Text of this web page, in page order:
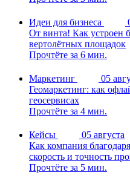
Идеи для бизнеса
От винта! Как устроен
вертолётных площадок
Прочтёте за 6 мин.
Маркетинг
05
Геомаркетинг: как
геосервисах
Прочтёте за 4 мин.
Кейсы
05 августа
Как компания
скорость и точность
Прочтёте за 5 мин.